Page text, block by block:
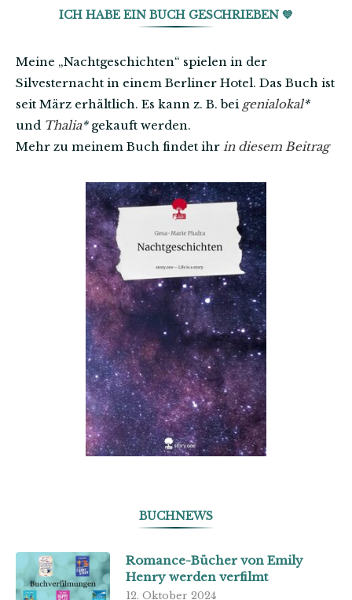
ICH HABE EIN BUCH GESCHRIEBEN 💙
Meine „Nachtgeschichten“ spielen in der
Silvesternacht in einem Berliner Hotel. Das Buch ist
seit März erhältlich. Es kann z. B. bei genialokal*
und Thalia*gekauft werden.
Mehr zu meinem Buch findet ihr in diesem Beitrag
BUCHNEWS
Romance-Bücher von Emily
Henry werden verfilmt
12. Oktober 2024